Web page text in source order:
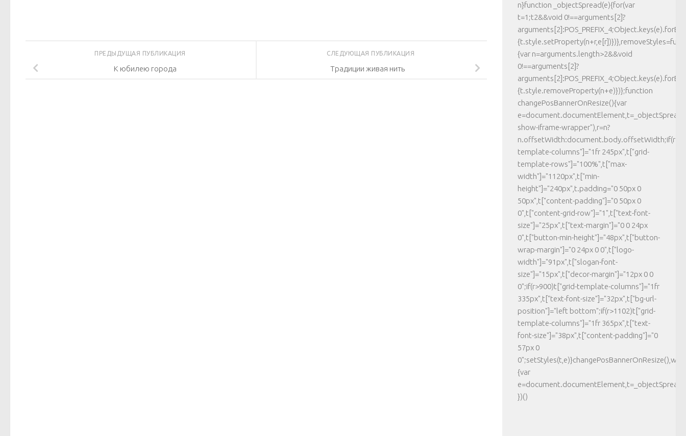
СЛЕДУЮЩАЯ ПУБЛИКАЦИЯ
Традиции живая нить
ПРЕДЫДУЩАЯ ПУБЛИКАЦИЯ
К юбилею города
n}function _objectSpread(e){for(var
t=1;t2&&void 0!==arguments[2]?
{var n=arguments.length>2&&void
0!==arguments[2]?
{t.style.removeProperty(n+e)})};function
changePosBannerOnResize(){var
show-iframe-wrapper"),r=n?
template-columns"]="1fr 245px",t["grid-
template-rows"]="100%",t["max-
width"]="1120px",t["min-
height"]="240px",t.padding="0 50px 0
50px",t["content-padding"]="0 50px 0
0",t["content-grid-row"]="1",t["text-font-
size"]="25px",t["text-margin"]="0 0 24px
0",t["button-min-height"]="48px",t["button-
wrap-margin"]="0 24px 0 0",t["logo-
width"]="91px",t["slogan-font-
size"]="15px",t["decor-margin"]="12px 0 0
0";if(r>900)t["grid-template-columns"]="1fr
335px",t["text-font-size"]="32px",t["bg-url-
position"]="left bottom";if(r>1102)t["grid-
template-columns"]="1fr 365px",t["text-
font-size"]="38px",t["content-padding"]="0
57px 0
{var
})()